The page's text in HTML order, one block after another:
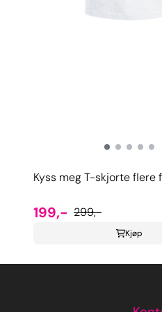
Kyss meg T-skjorte flere
199,- 299,-
Kjøp